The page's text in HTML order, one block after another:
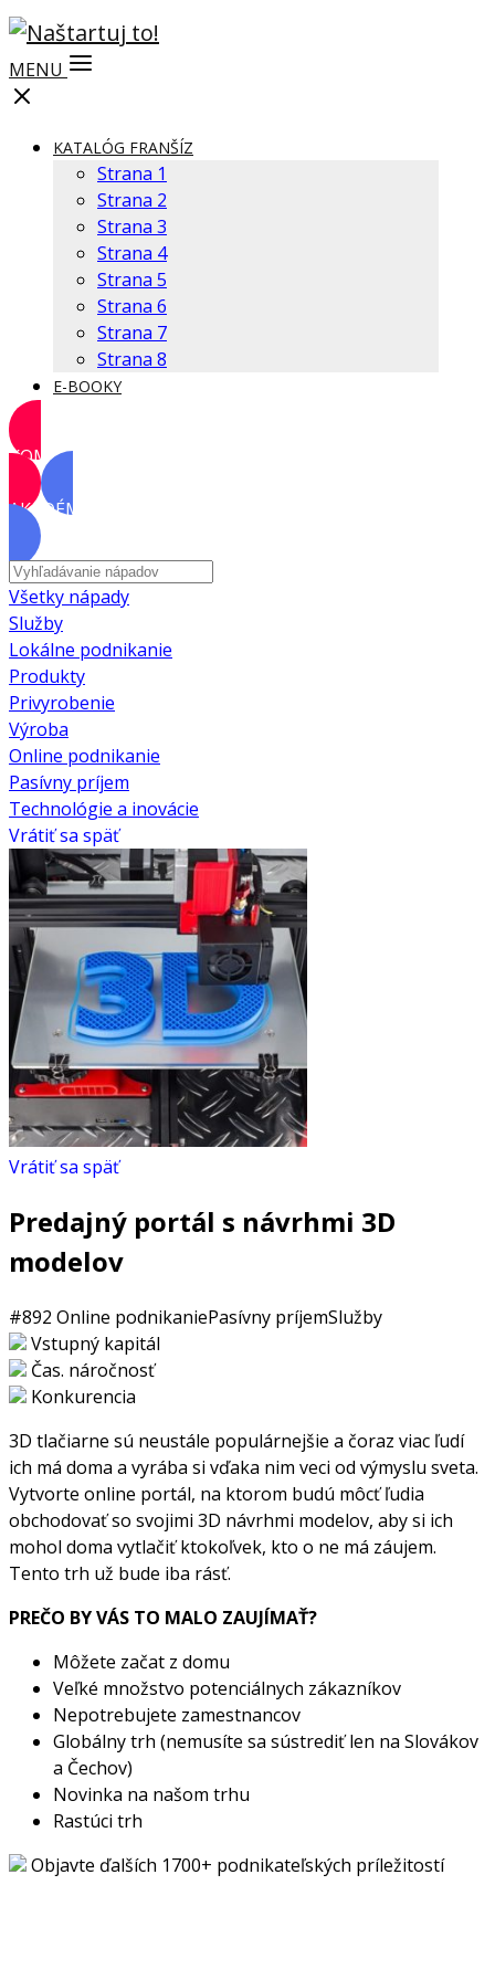
MENU
KATALÓG FRANŠÍZ
Strana 1
Strana 2
Strana 3
Strana 4
Strana 5
Strana 6
Strana 7
Strana 8
E-BOOKY
KOMUNITA
AKADÉMIA
Všetky nápady
Služby
Lokálne podnikanie
Produkty
Privyrobenie
Výroba
Online podnikanie
Pasívny príjem
Technológie a inovácie
Vrátiť sa späť
Vrátiť sa späť
Predajný portál s návrhmi 3D
modelov
#892 Online podnikaniePasívny príjemSlužby
Vstupný kapitál
Čas. náročnosť
Konkurencia
3D tlačiarne sú neustále populárnejšie a čoraz viac ľudí
ich má doma a vyrába si vďaka nim veci od výmyslu sveta.
Vytvorte online portál, na ktorom budú môcť ľudia
obchodovať so svojimi 3D návrhmi modelov, aby si ich
mohol doma vytlačiť ktokoľvek, kto o ne má záujem.
Tento trh už bude iba rásť.
PREČO BY VÁS TO MALO ZAUJÍMAŤ?
Môžete začat z domu
Veľké množstvo potenciálnych zákazníkov
Nepotrebujete zamestnancov
Globálny trh (nemusíte sa sústrediť len na Slovákov
a Čechov)
Novinka na našom trhu
Rastúci trh
Objavte ďalších 1700+ podnikateľských príležitostí